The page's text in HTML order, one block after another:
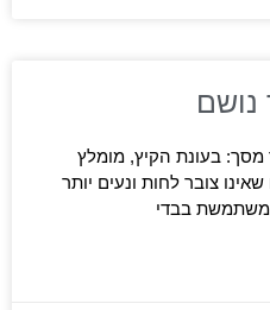
נושם
בעונת הקיץ, מומלץ
צובר לחות ונעים יותר
משתמשת בבדי